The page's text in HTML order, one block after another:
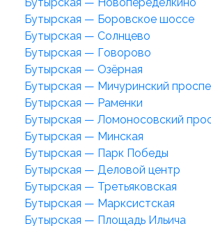
Бутырская — Боровское шоссе
Бутырская — Солнцево
Бутырская — Говорово
Бутырская — Озёрная
Бутырская — Мичуринский
Бутырская — Раменки
Бутырская — Ломоносовский
Бутырская — Минская
Бутырская — Парк Победы
Бутырская — Деловой центр
Бутырская — Третьяковская
Бутырская — Марксистская
Бутырская — Площадь Ильича